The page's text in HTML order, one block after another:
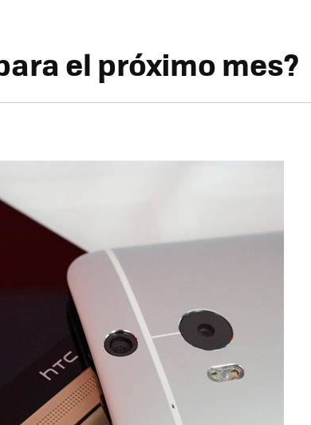
el próximo mes?